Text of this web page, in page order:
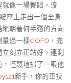
像一場舞蹈，流
座上走出一個全身
朝著何手殘的方向
量過一樣COFO ，完
刻立正站好，連測
輕蔑地掃了一眼他
新手，你的車技